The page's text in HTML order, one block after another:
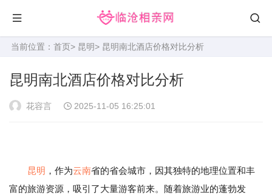
当前位置： 首页> 昆明> 昆明南北酒店价格对比分析
昆明南北酒店价格对比分析
花容言 2025-11-05 16:25:01
昆明 ，作为云南省的省会城市，因其独特的地理位置和丰
富的旅游资源，吸引了大量游客前来。随着旅游业的蓬勃发